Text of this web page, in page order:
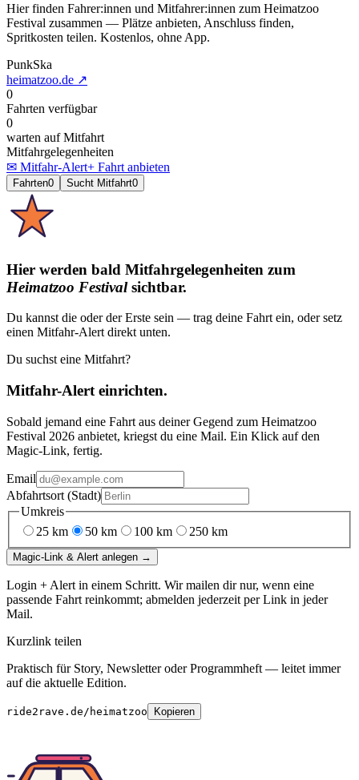
Hier finden Fahrer:innen und Mitfahrer:innen zum Heimatzoo
Festival zusammen — Plätze anbieten, Anschluss finden,
Spritkosten teilen. Kostenlos, ohne App.
PunkSka
heimatzoo.de ↗
0
Fahrten verfügbar
0
warten auf Mitfahrt
Mitfahrgelegenheiten
✉ Mitfahr-Alert+ Fahrt anbieten
Fahrten0 Sucht Mitfahrt0
Hier werden bald Mitfahrgelegenheiten zum
Heimatzoo Festival sichtbar.
Du kannst die oder der Erste sein — trag deine Fahrt ein, oder setz
einen Mitfahr-Alert direkt unten.
Du suchst eine Mitfahrt?
Mitfahr-Alert einrichten.
Sobald jemand eine Fahrt aus deiner Gegend zum Heimatzoo
Festival 2026 anbietet, kriegst du eine Mail. Ein Klick auf den
Magic-Link, fertig.
Email
Abfahrtsort (Stadt)
Umkreis
25 km 50 km 100 km 250 km
Magic-Link & Alert anlegen →
Login + Alert in einem Schritt. Wir mailen dir nur, wenn eine
passende Fahrt reinkommt; abmelden jederzeit per Link in jeder
Mail.
Kurzlink teilen
Praktisch für Story, Newsletter oder Programmheft — leitet immer
auf die aktuelle Edition.
ride2rave.de/heimatzoo Kopieren